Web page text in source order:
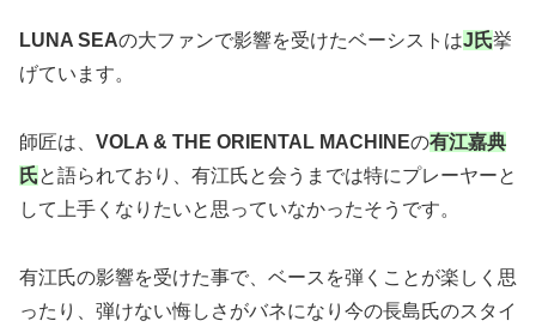
LUNA SEAの大ファンで影響を受けたベーシストはJ氏挙
げています。
師匠は、 VOLA & THE ORIENTAL MACHINEの有江嘉典
氏と語られており、有江氏と会うまでは特にプレーヤーと
して上手くなりたいと思っていなかったそうです。
有江氏の影響を受けた事で、ベースを弾くことが楽しく思
ったり、弾けない悔しさがバネになり今の長島氏のスタイ